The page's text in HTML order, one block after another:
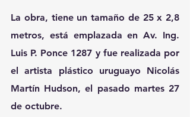
La obra, tiene un tamaño de 25 x 2,8
metros, está emplazada en Av. Ing.
Luis P. Ponce 1287 y fue realizada por
el artista plástico uruguayo Nicolás
Martín Hudson, el pasado martes 27
de octubre.